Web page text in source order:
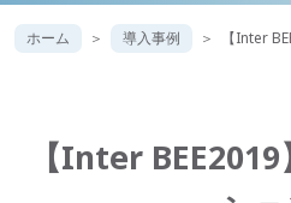
ホーム 導入事例 【Inter
【Inter